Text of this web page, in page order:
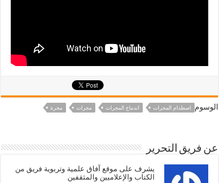
الوسوم اصطدام المجرات اندماج المجرات مجرات مجرة
عن فريق التحرير
يشرف على موقع آفاق علمية وتربوية فريق من
الكتاب والإعلاميين والمثقفين